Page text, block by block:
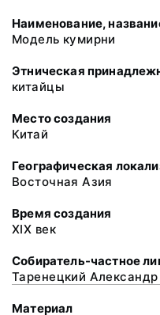
Наименование,
Модель кумирни
Этническая
китайцы
Место создания
Китай
Географическая
Восточная Азия
Время создания
XIX век
Собиратель-частное
Таренецкий
Материал